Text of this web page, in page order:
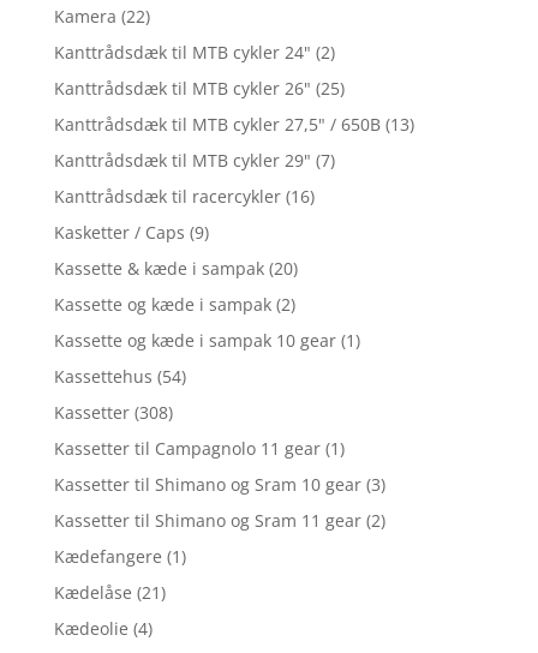
Kamera (22)
Kanttrådsdæk til MTB cykler 24" (2)
Kanttrådsdæk til MTB cykler 26" (25)
Kanttrådsdæk til MTB cykler 27,5" / 650B (13)
Kanttrådsdæk til MTB cykler 29" (7)
Kanttrådsdæk til racercykler (16)
Kasketter / Caps (9)
Kassette & kæde i sampak (20)
Kassette og kæde i sampak (2)
Kassette og kæde i sampak 10 gear (1)
Kassettehus (54)
Kassetter (308)
Kassetter til Campagnolo 11 gear (1)
Kassetter til Shimano og Sram 10 gear (3)
Kassetter til Shimano og Sram 11 gear (2)
Kædefangere (1)
Kædelåse (21)
Kædeolie (4)